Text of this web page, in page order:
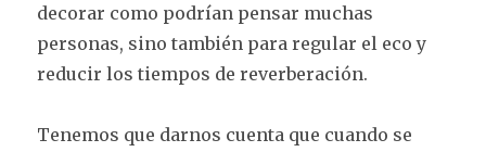
decorar como podrían pensar muchas
personas, sino también para regular el eco y
reducir los tiempos de reverberación.
Tenemos que darnos cuenta que cuando se